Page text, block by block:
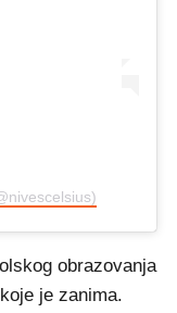
obrazovanja
je zanima.